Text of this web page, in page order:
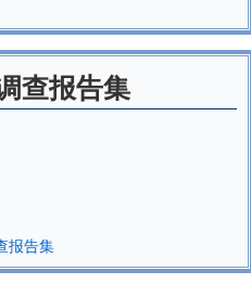
查报告集
报告集